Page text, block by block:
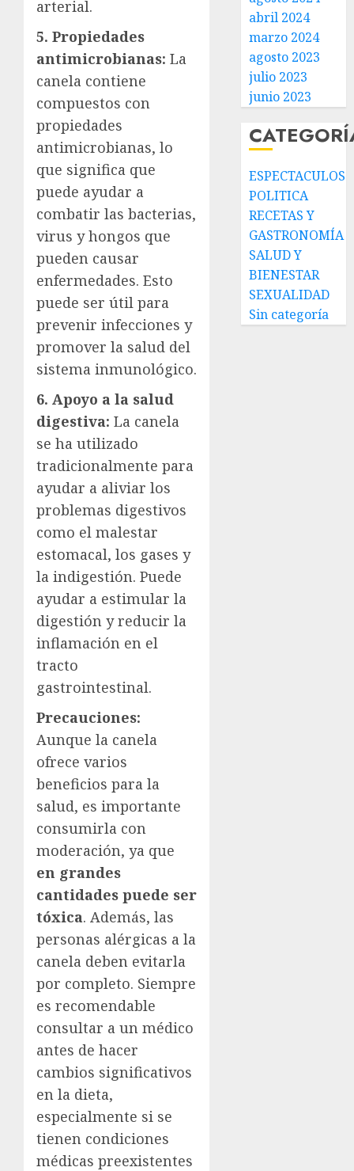
arterial.
5. Propiedades
antimicrobianas: La
canela contiene
compuestos con
propiedades
antimicrobianas, lo
que significa que
puede ayudar a
combatir las bacterias,
virus y hongos que
pueden causar
enfermedades. Esto
puede ser útil para
prevenir infecciones y
promover la salud del
sistema inmunológico.
6. Apoyo a la salud
digestiva: La canela
se ha utilizado
tradicionalmente para
ayudar a aliviar los
problemas digestivos
como el malestar
estomacal, los gases y
la indigestión. Puede
ayudar a estimular la
digestión y reducir la
inflamación en el
tracto
gastrointestinal.
Precauciones:
Aunque la canela
ofrece varios
beneficios para la
salud, es importante
consumirla con
moderación, ya que
en grandes
cantidades puede ser
tóxica. Además, las
personas alérgicas a la
canela deben evitarla
por completo. Siempre
es recomendable
consultar a un médico
antes de hacer
cambios significativos
en la dieta,
especialmente si se
tienen condiciones
médicas preexistentes
abril 2024
marzo 2024
agosto 2023
julio 2023
junio 2023
ESPECTACULOS
POLITICA
RECETAS Y
GASTRONOMÍA
SALUD Y
BIENESTAR
SEXUALIDAD
Sin categoría